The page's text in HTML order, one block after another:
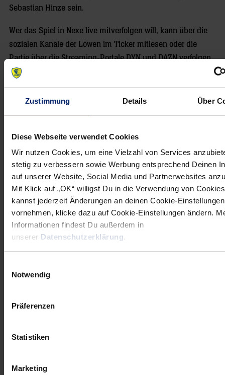
Zustimmung Details Über
Diese Webseite verwendet Cookies
Wir nutzen Cookies, um eine Vielzahl von Services
stetig zu verbessern sowie Werbung entsprechend Deinen
auf unserer Website, Social Media und Partnerwebsites
Mit Klick auf „OK“ willigst Du in die Verwendung von
kannst jederzeit Änderungen an deinen Cookie-Einstellungen
vornehmen, klicke dazu auf Cookie-Einstellungen ändern.
Informationen findest Du außerdem in
unserer Datenschutzerklärung.
Notwendig
Präferenzen
Statistiken
Marketing
Sebastian Hinze sein.
Wer das Spiel in Nexe live mitverfolgen will, kann über die
sozialen Kanäle der Löwen im Ticker mitlesen oder die
Partie über die Streaming-Portale DYN und DAZN verfolgen
(26.03.2024 / 20:45 Uhr).
Wenn du per E-Mail über Aktuelles aus der Löwenwelt
informiert werden willst, kannst du den Rhein-Neckar Löwen
Newsletter hier abonnieren.
navigation
previous